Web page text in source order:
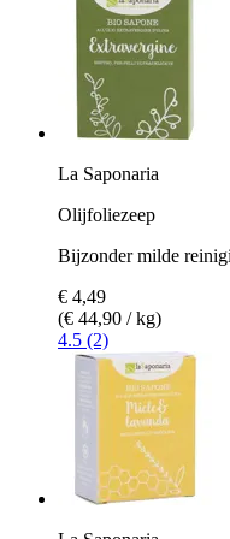
La Saponaria
Olijfoliezeep
Bijzonder milde
€ 4,49
(€ 44,90 / kg)
4.5 (2)